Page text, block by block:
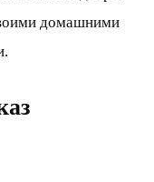
домашними